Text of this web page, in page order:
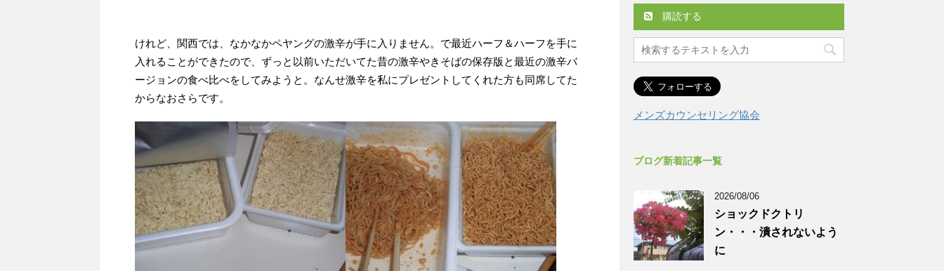
けれど、関西では、なかなかペヤングの激辛が手に入りません。で最近ハーフ＆ハーフを手に
入れることができたので、ずっと以前いただいてた昔の激辛やきそばの保存版と最近の激辛バ
ージョンの食べ比べをしてみようと。なんせ激辛を私にプレゼントしてくれた方も同席してた
からなおさらです。
購読する
メンズカウンセリング協会
ブログ新着記事一覧
2026/08/06
ショックドクトリ
ン・・・潰されないよう
に